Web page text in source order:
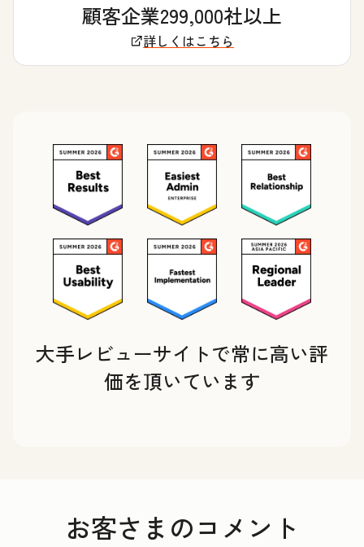
顧客企業299,000社以上
詳しくはこちら
大手レビューサイトで常に高い評
価を頂いています
お客さまのコメント